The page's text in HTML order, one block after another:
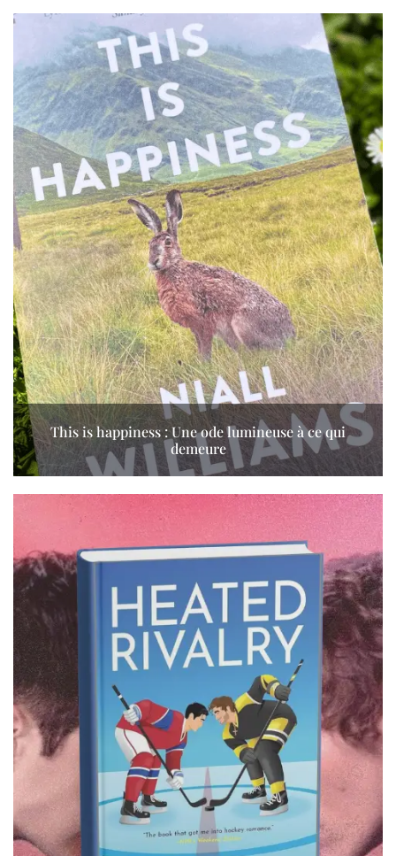
This is happiness : Une ode lumineuse à ce qui
demeure